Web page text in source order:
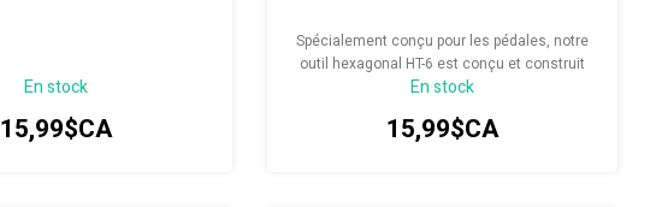
En stock
15,99$CA
Spécialement conçu pour les pédales, notre
outil hexagonal HT-6 est conçu et construit
pour la vitesse, l'effet de levier et le confort.
En stock
15,99$CA